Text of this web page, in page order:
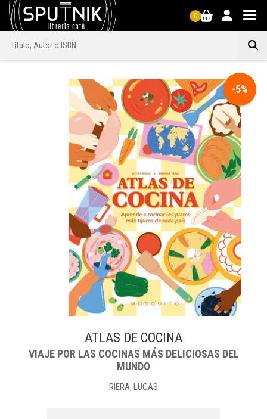
0
-5%
ATLAS DE COCINA
VIAJE POR LAS COCINAS MÁS DELICIOSAS DEL
MUNDO
RIERA, LUCAS